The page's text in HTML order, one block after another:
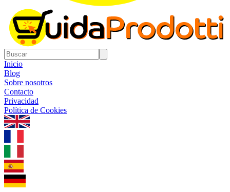
Inicio
Blog
Sobre nosotros
Contacto
Privacidad
Política de Cookies